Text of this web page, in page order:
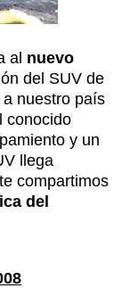
al nuevo
del SUV de
nuestro país
conocido
y un
llega
compartimos
del